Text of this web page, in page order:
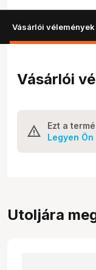
Vásárlói vélemények
Vásárlói
Ezt a
Legyen
Utoljára